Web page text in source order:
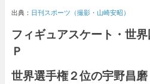
出典： 日刊スポーツ（撮影・山崎安昭）
フィギュアスケート・世
Ｐ
世界選手権２位の宇野昌